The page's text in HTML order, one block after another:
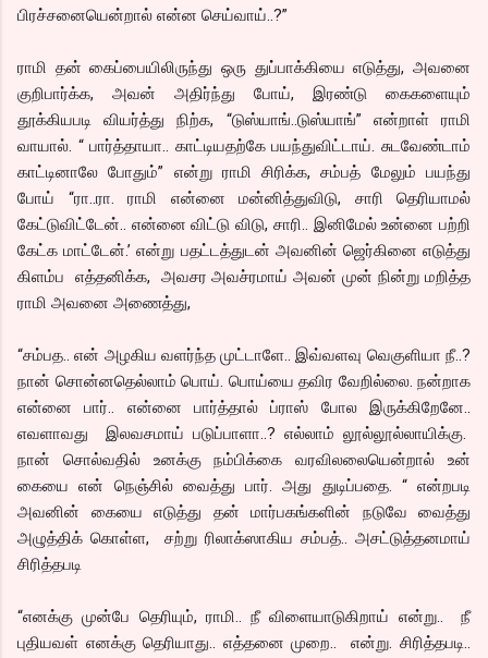
பிரச்சனையென்றால் என்ன செய்வாய்..?”
ராமி தன் கைப்பையிலிருந்து ஒரு துப்பாக்கியை எடுத்து, அவனை
குறிபார்க்க, அவன் அதிர்ந்து போய், இரண்டு கைகளையும்
தூக்கியபடி வியர்த்து நிற்க, “டுஸ்யாங்..டுஸ்யாங்” என்றாள் ராமி
வாயால். “ பார்த்தாயா.. காட்டியதற்கே பயந்துவிட்டாய். சுடவேண்டாம்
காட்டினாலே போதும்” என்று ராமி சிரிக்க, சம்பத் மேலும் பயந்து
போய் “ரா..ரா. ராமி என்னை மன்னித்துவிடு, சாரி தெரியாமல்
கேட்டுவிட்டேன்.. என்னை விட்டு விடு, சாரி.. இனிமேல் உன்னை பற்றி
கேட்க மாட்டேன்.’ என்று பதட்டத்துடன் அவனின் ஜெர்கினை எடுத்து
கிளம்ப எத்தனிக்க, அவசர அவச்ரமாய் அவன் முன் நின்று மறித்த
ராமி அவனை அணைத்து,
“சம்பத.. என் அழகிய வளர்ந்த முட்டாளே.. இவ்வளவு வெகுளியா நீ..?
நான் சொன்னதெல்லாம் பொய். பொய்யை தவிர வேறில்லை. நன்றாக
என்னை பார்.. என்னை பார்த்தால் ப்ராஸ் போல இருக்கிறேனே..
எவளாவது இலவசமாய் படுப்பாளா..? எல்லாம் லூல்லூல்லாயிக்கு.
நான் சொல்வதில் உனக்கு நம்பிக்கை வரவிலலையென்றால் உன்
கையை என் நெஞ்சில் வைத்து பார். அது துடிப்பதை. “ என்றபடி
அவனின் கையை எடுத்து தன் மார்பகங்களின் நடுவே வைத்து
அழுத்திக் கொள்ள, சற்று ரிலாக்ஸாகிய சம்பத்.. அசட்டுத்தனமாய்
சிரித்தபடி
“எனக்கு முன்பே தெரியும், ராமி.. நீ விளையாடுகிறாய் என்று.. நீ
புதியவள் எனக்கு தெரியாது.. எத்தனை முறை.. என்று. சிரித்தபடி..